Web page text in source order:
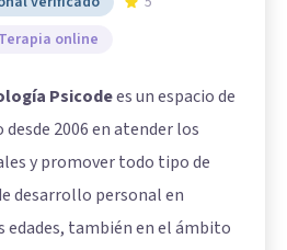
Terapia online
Psicodees un espacio de
2006 en atender los
y promover todo tipo de
desarrollo personal en
edades, también en el ámbito